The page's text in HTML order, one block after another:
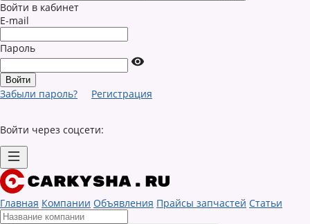
Войти в кабинет
E-mail
Пароль
Забыли пароль? Регистрация
Войти через соцсети:
Главная Компании Объявления Прайсы запчастей Статьи